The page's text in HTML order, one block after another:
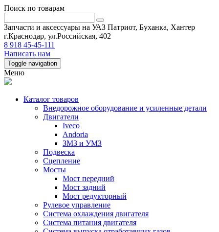
Поиск по товарам
Запчасти и аксессуары на УАЗ Патриот, Буханка, Хантер
г.Краснодар, ул.Российская, 402
8 918 45-45-111
Написать нам
Toggle navigation
Меню
Каталог товаров
Внедорожное оборудование и усиленные детали
Двигатели
Iveco
Andoria
ЗМЗ и УМЗ
Подвеска
Сцепление
Мосты
Мост передний
Мост задний
Мост редукторный
Рулевое управление
Система охлаждения двигателя
Система питания двигателя